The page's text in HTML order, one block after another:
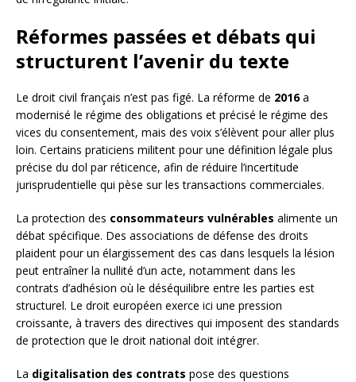
Réformes passées et débats qui
structurent l’avenir du texte
Le droit civil français n’est pas figé. La réforme de 2016a
modernisé le régime des obligations et précisé le régime des
vices du consentement, mais des voix s’élèvent pour aller plus
loin. Certains praticiens militent pour une définition légale plus
précise du dol par réticence, afin de réduire l’incertitude
jurisprudentielle qui pèse sur les transactions commerciales.
La protection des consommateurs vulnérables alimente un
débat spécifique. Des associations de défense des droits
plaident pour un élargissement des cas dans lesquels la lésion
peut entraîner la nullité d’un acte, notamment dans les
contrats d’adhésion où le déséquilibre entre les parties est
structurel. Le droit européen exerce ici une pression
croissante, à travers des directives qui imposent des standards
de protection que le droit national doit intégrer.
La digitalisation des contrats pose des questions